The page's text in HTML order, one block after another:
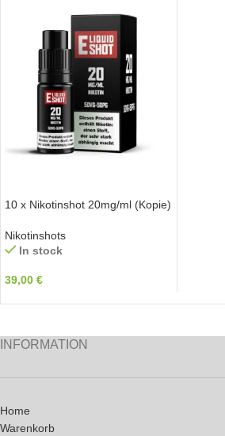
10 x Nikotinshot 20mg/ml (Kopie)
Nikotinshots
In stock
39,00 €
INFORMATION
Home
Warenkorb